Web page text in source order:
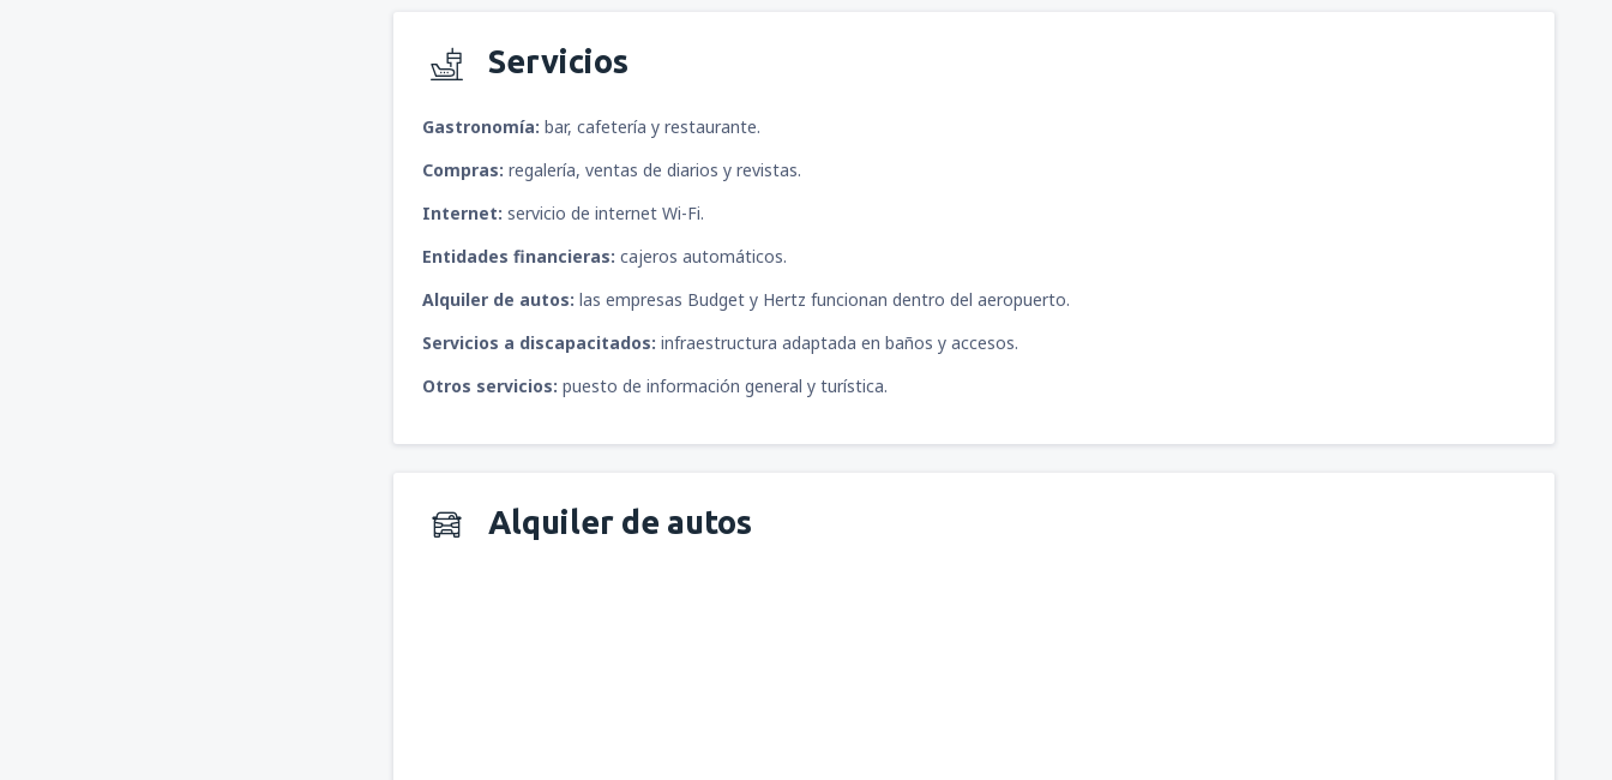
Servicios
Gastronomía: bar, cafetería y restaurante.
Compras: regalería, ventas de diarios y revistas.
Internet: servicio de internet Wi-Fi.
Entidades financieras: cajeros automáticos.
Alquiler de autos: las empresas Budget y Hertz funcionan dentro del aeropuerto.
Servicios a discapacitados: infraestructura adaptada en baños y accesos.
Otros servicios: puesto de información general y turística.
Alquiler de autos